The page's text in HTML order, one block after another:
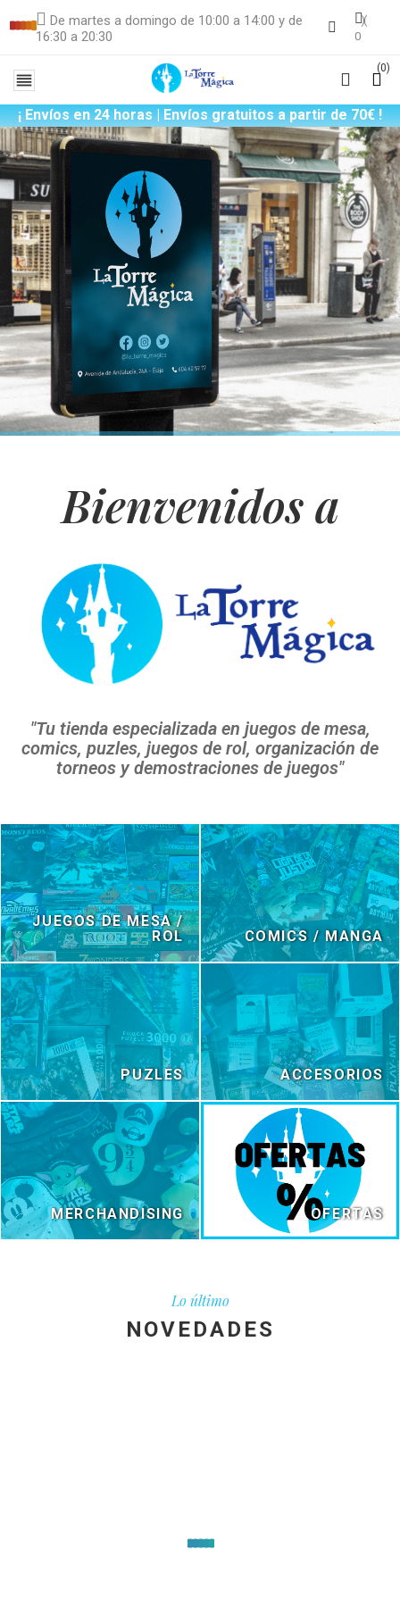
De martes a domingo de 10:00 a 14:00 y de
16:30 a 20:30
0

(0)
¡ Envíos en 24 horas | Envíos gratuitos a partir de 70€ !
Bienvenidos a
"Tu tienda especializada en juegos de mesa,
comics, puzles, juegos de rol, organización de
torneos y demostraciones de juegos"
JUEGOS DE MESA /
ROL
PUZLES
MERCHANDISING
COMICS / MANGA
ACCESORIOS
OFERTAS
Lo último
NOVEDADES